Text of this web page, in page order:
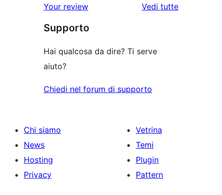
Your review Vedi tuttele
Supporto
Hai qualcosa da dire? Ti serve
aiuto?
Chiedi nel forum di supporto
Chi siamo
News
Hosting
Privacy
Vetrina
Temi
Plugin
Pattern